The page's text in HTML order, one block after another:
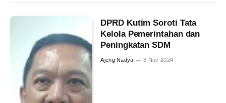
DPRD Kutim Soroti Tata
Kelola Pemerintahan dan
Peningkatan SDM
Ajeng Nadya 8 Nov 2024